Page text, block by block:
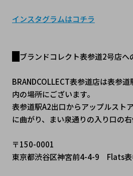
インスタグラムはコチラ
ブランドコレクト表参道2号店へ
BRANDCOLLECT表参道店は表参
内の場所にございます。
表参道駅A2出口からアップルスト
に曲がり、まい泉通りの入り口の右
〒150-0001
東京都渋谷区神宮前4-4-9　Flats